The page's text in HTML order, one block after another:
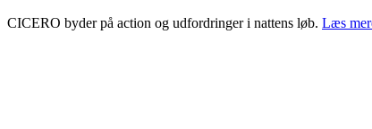
CICERO byder på action og udfordringer i nattens løb. Læs